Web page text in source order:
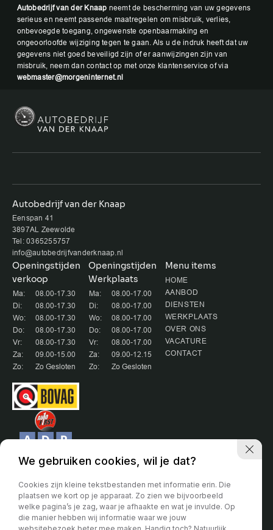
Autobedrijf van der Knaap neemt de bescherming van uw gegevens
serieus en neemt passende maatregelen om misbruik, verlies,
onbevoegde toegang, ongewenste openbaarmaking en
ongeoorloofde wijziging tegen te gaan. Als u de indruk heeft dat uw
gegevens niet goed beveiligd zijn of er aanwijzingen zijn van
misbruik, neem dan contact op met onze klantenservice of via
webmaster@morgeninternet.nl
Autobedrijf van der Knaap
Eenspan 41
3897AL Zeewolde
Tel: 0365255757
info@autobedrijfvanderknaap.nl
Openingstijden
verkoop
Ma:
08.00-17.30
Di:
08.00-17.30
Wo:
08.00-17.30
Do:
08.00-17.30
Vr:
08.00-17.30
Za:
09.00-15.00
Zo:
Zo Gesloten
Openingstijden
Werkplaats
Ma:
08.00-17.00
Di:
08.00-17.00
Wo:
08.00-17.00
Do:
08.00-17.00
Vr:
08.00-17.00
Za:
09.00-12.15
Zo:
Zo Gesloten
Menu items
HOME
AANBOD
DIENSTEN
WERKPLAATS
OVER ONS
VACATURE
CONTACT
Partner van:
We gebruiken cookies, wil je dat?
Cookies zijn kleine tekstbestanden met informatie erin. Die
plaatsen we kort op je apparaat. Zo zien we bijvoorbeeld
welke pagina’s je zag, waar je afhaakte en wat je invulde. Op
die manier hebben wij informatie waar we jouw